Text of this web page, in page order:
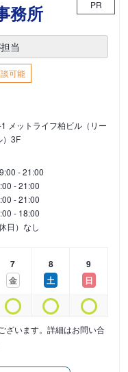
務所 PR
当
可能
メットライフ柏ビル（リー
）3F
- 21:00
- 21:00
- 21:00
- 18:00
日）なし
7
金
8
土
9
日
ざいます。詳細はお問い合